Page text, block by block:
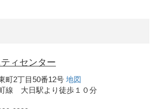
ィセンター
町2丁目50番12号 地図
線 大日駅より徒歩１０分